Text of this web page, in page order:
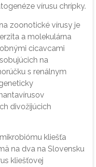
vírusu chrípky.
zoonotické vírusy je
a molekulárna
cicavcami
na
s renálnym
divožijúcich
kliešťa
na dva na Slovensku
kliešťovej